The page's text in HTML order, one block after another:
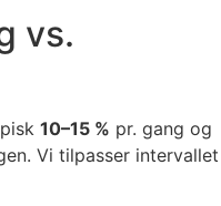
vs.
10–15 % pr. gang og
Vi tilpasser intervallet